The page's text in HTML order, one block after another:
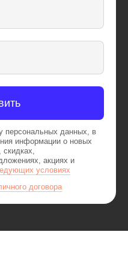
персональных данных, в
информации о новых
акциях и
условиях
договора